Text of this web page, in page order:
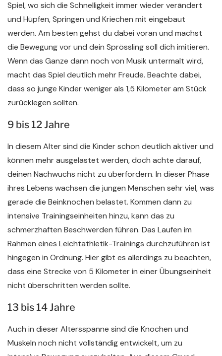
Spiel, wo sich die Schnelligkeit immer wieder verändert
und Hüpfen, Springen und Kriechen mit eingebaut
werden. Am besten gehst du dabei voran und machst
die Bewegung vor und dein Sprössling soll dich imitieren.
Wenn das Ganze dann noch von Musik untermalt wird,
macht das Spiel deutlich mehr Freude. Beachte dabei,
dass so junge Kinder weniger als 1,5 Kilometer am Stück
zurücklegen sollten.
9 bis 12 Jahre
In diesem Alter sind die Kinder schon deutlich aktiver und
können mehr ausgelastet werden, doch achte darauf,
deinen Nachwuchs nicht zu überfordern. In dieser Phase
ihres Lebens wachsen die jungen Menschen sehr viel, was
gerade die Beinknochen belastet. Kommen dann zu
intensive Trainingseinheiten hinzu, kann das zu
schmerzhaften Beschwerden führen. Das Laufen im
Rahmen eines Leichtathletik-Trainings durchzuführen ist
hingegen in Ordnung. Hier gibt es allerdings zu beachten,
dass eine Strecke von 5 Kilometer in einer Übungseinheit
nicht überschritten werden sollte.
13 bis 14 Jahre
Auch in dieser Altersspanne sind die Knochen und
Muskeln noch nicht vollständig entwickelt, um zu